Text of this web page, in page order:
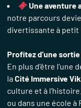
Une aventure
notre parcours
divertissante à petit
Profitez d’une
En plus d’être
la Cité Immersive
culture et à
ou dans une école